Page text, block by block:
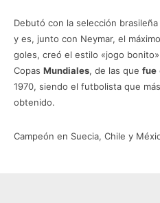
Debutó con la selección
y es, junto con Neymar, el
goles, creó el estilo «jogo
Copas Mundiales, de las que fue
1970, siendo el futbolista que
obtenido.
Campeón en Suecia, Chile y